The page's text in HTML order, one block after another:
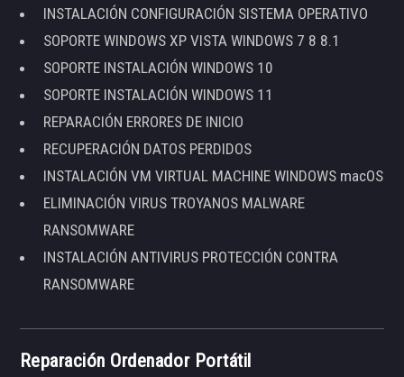
INSTALACIÓN CONFIGURACIÓN SISTEMA OPERATIVO
SOPORTE WINDOWS XP VISTA WINDOWS 7 8 8.1
SOPORTE INSTALACIÓN WINDOWS 10
SOPORTE INSTALACIÓN WINDOWS 11
REPARACIÓN ERRORES DE INICIO
RECUPERACIÓN DATOS PERDIDOS
INSTALACIÓN VM VIRTUAL MACHINE WINDOWS macOS
ELIMINACIÓN VIRUS TROYANOS MALWARE
RANSOMWARE
INSTALACIÓN ANTIVIRUS PROTECCIÓN CONTRA
RANSOMWARE
Reparación Ordenador Portátil